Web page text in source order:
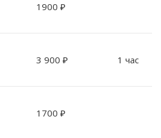
1900 ₽
3 900 ₽ 1 час
1700 ₽